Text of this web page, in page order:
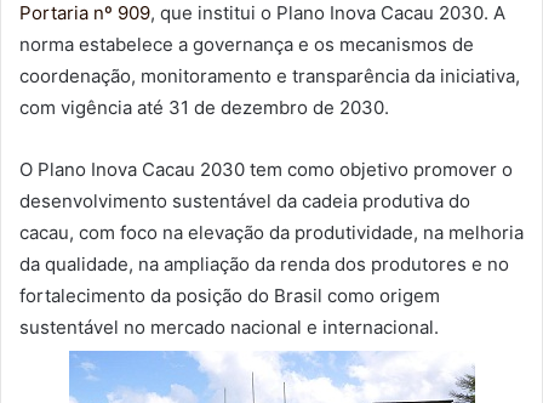
Portaria nº 909, que institui o Plano Inova Cacau 2030. A
norma estabelece a governança e os mecanismos de
coordenação, monitoramento e transparência da iniciativa,
com vigência até 31 de dezembro de 2030.
O Plano Inova Cacau 2030 tem como objetivo promover o
desenvolvimento sustentável da cadeia produtiva do
cacau, com foco na elevação da produtividade, na melhoria
da qualidade, na ampliação da renda dos produtores e no
fortalecimento da posição do Brasil como origem
sustentável no mercado nacional e internacional.